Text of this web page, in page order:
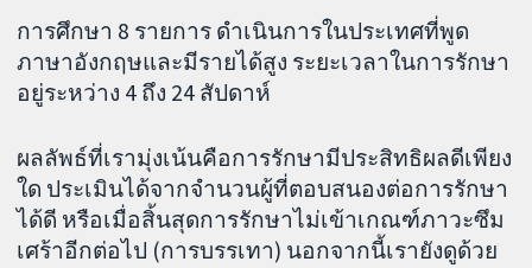
การศึกษา 8 รายการ ดำเนินการในประเทศที่พูด
ภาษาอังกฤษและมีรายได้สูง ระยะเวลาในการรักษา
อยู่ระหว่าง 4 ถึง 24 สัปดาห์
ผลลัพธ์ที่เรามุ่งเน้นคือการรักษามีประสิทธิผลดีเพียง
ใด ประเมินได้จากจำนวนผู้ที่ตอบสนองต่อการรักษา
ได้ดี หรือเมื่อสิ้นสุดการรักษาไม่เข้าเกณฑ์ภาวะซึม
เศร้าอีกต่อไป (การบรรเทา) นอกจากนี้เรายังดูด้วย